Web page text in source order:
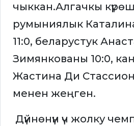
чыккан.Алгачкы
румыниялык
11:0, беларустук
Зимянкованы 10:0,
Жастина Ди
менен жеңген.
Дүйнөнүн үч жолку